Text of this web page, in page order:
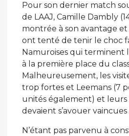
Pour son dernier match
de LAAJ, Camille Dambly
montrée à son avantage et
ont tenté de tenir le choc
Namuroises qui terminent
à la première place du
Malheureusement, les
trop fortes et Leemans (7
unités également) et leurs
devaient s’avouer vaincues
N’étant pas parvenu à